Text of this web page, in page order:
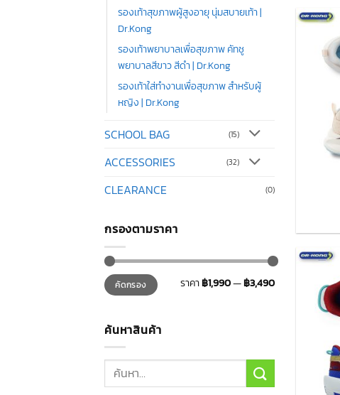
รองเท้าสุขภาพผู้สูงอายุ นุ่มสบายเท้า |
Dr.Kong
รองเท้าพยาบาลเพื่อสุขภาพ คัทชู
พยาบาลสีขาว สีดำ | Dr.Kong
รองเท้าใส่ทำงานเพื่อสุขภาพ สำหรับผู้
หญิง | Dr.Kong
SCHOOL BAG (15)
ACCESSORIES (32)
CLEARANCE (0)
กรองตามราคา
ราคา
ต่ำ
สุด
ราคา
สูงสุดคัดกรอง ราคา฿1,990—฿3,490
ค้นหาสินค้า
ค้นหา: